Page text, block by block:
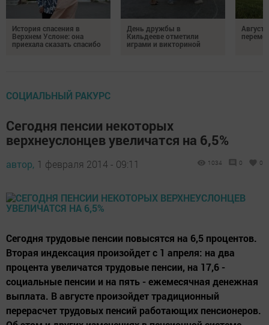
История спасения в
Верхнем Услоне: она
приехала сказать спасибо
День дружбы в
Кильдееве отметили
играми и викториной
Август
СОЦИАЛЬНЫЙ РАКУРС
Сегодня пенсии некоторых
верхнеуслонцев увеличатся на 6,5%
автор, 1 февраля 2014 - 09:11 1034 0 0
Сегодня трудовые пенсии повысятся на 6,5 процентов.
Вторая индексация произойдет с 1 апреля: на два
процента увеличатся трудовые пенсии, на 17,6 -
социальные пенсии и на пять - ежемесячная денежная
выплата. В августе произойдет традиционный
перерасчет трудовых пенсий работающих пенсионеров.